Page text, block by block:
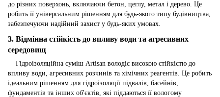
до різних поверхонь, включаючи бетон, цеглу, метал і дерево. Це
робить її універсальним рішенням для будь-якого типу будівництва,
забезпечуючи надійний захист у будь-яких умовах.
3. Відмінна стійкість до впливу води та агресивних
середовищ
Гідроізоляційна суміш Artisan володіє високою стійкістю до
впливу води, агресивних розчинів та хімічних реагентів. Це робить
ідеальним рішенням для гідроізоляції підвалів, басейнів,
фундаментів та інших об'єктів, які піддаються її вологому